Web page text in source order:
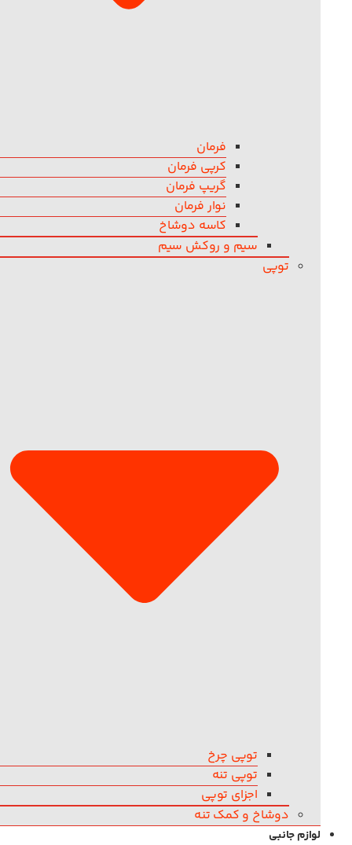
فرمان
کرپی فرمان
گریپ فرمان
نوار فرمان
کاسه دوشاخ
سیم و روکش سیم
توپی
توپی چرخ
توپی تنه
اجزای توپی
دوشاخ و کمک تنه
لوازم جانبی